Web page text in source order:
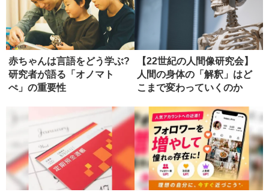
赤ちゃんは言語をどう学ぶ?
研究者が語る「オノマト
ぺ」の重要性
【22世紀の人間像研究会】
人間の身体の「解釈」はど
こまで変わっていくのか